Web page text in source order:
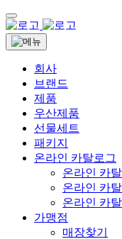
회사
브랜드
제품
우산제품
선물세트
패키지
온라인 카탈로그
온라인 카
온라인 카
온라인 카
가맹점
매장찾기